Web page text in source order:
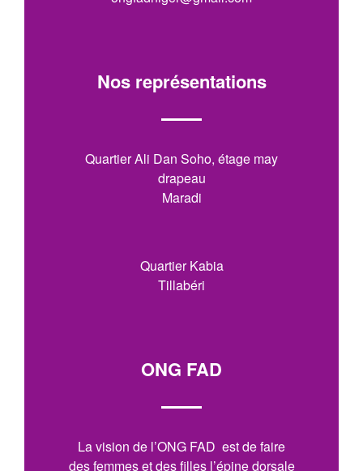
Nos représentations
Quartier Ali Dan Soho, étage may
drapeau
Maradi
Quartier Kabia
Tillabéri
ONG FAD
La vision de l’ONG FAD est de faire
des femmes et des filles l’épine dorsale